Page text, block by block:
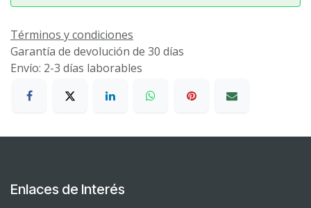
Términos y condiciones
Garantía de devolución de 30 días
Envío: 2-3 días laborables
Enlaces de Interés